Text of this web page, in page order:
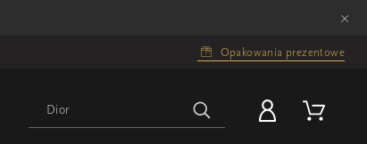
×
Opakowania prezentowe